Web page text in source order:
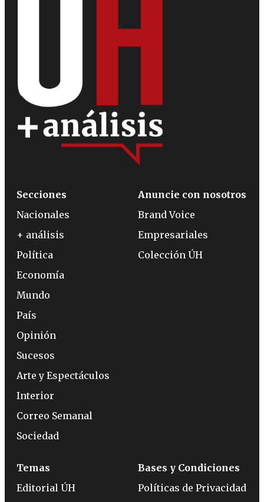
Secciones
Nacionales
+ análisis
Política
Economía
Mundo
País
Opinión
Sucesos
Arte y Espectáculos
Interior
Correo Semanal
Sociedad
Anuncie con nosotros
Brand Voice
Empresariales
Colección ÚH
Temas
Editorial ÚH
Bases y Condiciones
Políticas de Privacidad